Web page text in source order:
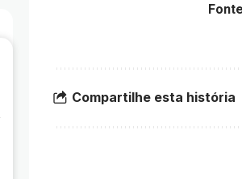
Compartilhe esta história